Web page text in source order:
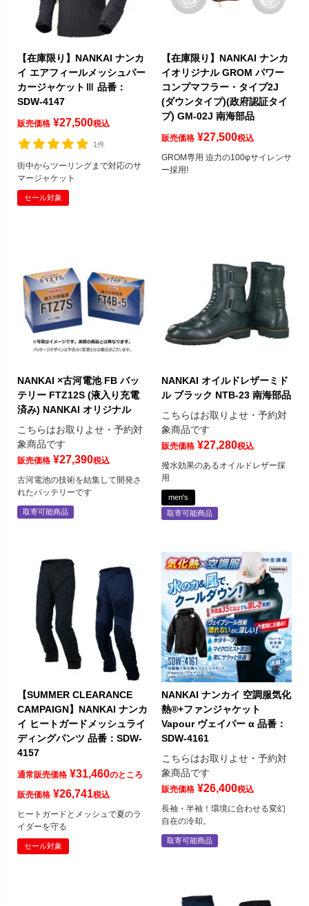
【在庫限り】NANKAI ナンカ
イ エアフィールメッシュパー
カージャケットⅢ 品番：
SDW-4147
販売価格 ¥27,500税込
1件
街中からツーリングまで対応のサ
マージャケット
セール対象
【在庫限り】NANKAI ナンカ
イオリジナル GROM パワー
コンプマフラー・タイプ2J
(ダウンタイプ)(政府認証タイ
プ) GM-02J 南海部品
販売価格 ¥27,500税込
GROM専用 迫力の100φサイレンサ
ー採用!
NANKAI ×古河電池 FB バッ
テリー FTZ12S (液入り充電
済み) NANKAI オリジナル
こちらはお取りよせ・予約対
象商品です
販売価格 ¥27,390税込
古河電池の技術を結集して開発さ
れたバッテリーです
取寄可能商品
NANKAI オイルドレザーミド
ル ブラック NTB-23 南海部品
こちらはお取りよせ・予約対
象商品です
販売価格 ¥27,280税込
撥水効果のあるオイルドレザー採
用
men's
取寄可能商品
【SUMMER CLEARANCE
CAMPAIGN】NANKAI ナンカ
イ ヒートガードメッシュライ
ディングパンツ 品番：SDW-
4157
通常販売価格 ¥31,460のところ
販売価格 ¥26,741税込
ヒートガードとメッシュで夏のラ
イダーを守る
セール対象
NANKAI ナンカイ 空調服気化
熱®+ファンジャケット
Vapour ヴェイパー α 品番：
SDW-4161
こちらはお取りよせ・予約対
象商品です
販売価格 ¥26,400税込
長袖・半袖！環境に合わせる変幻
自在の冷却。
取寄可能商品